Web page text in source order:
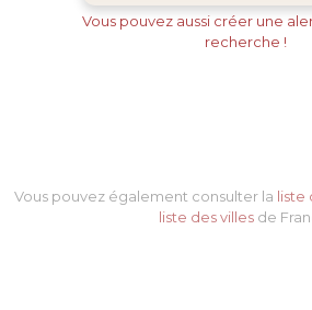
Vous pouvez aussi créer une
recherche !
Vous pouvez également consulter la liste
liste des villesde